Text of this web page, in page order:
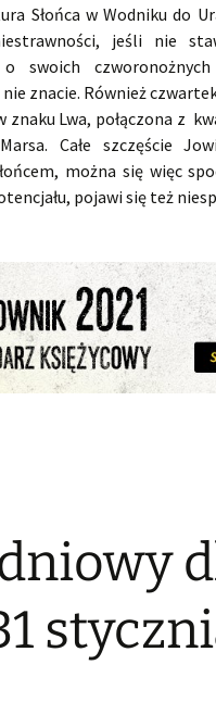
Słońca w Wodniku do
jeśli nie
swoich czworonożnych
znacie. Również
znaku Lwa, połączona z
Całe szczęście
można się więc
pojawi się też